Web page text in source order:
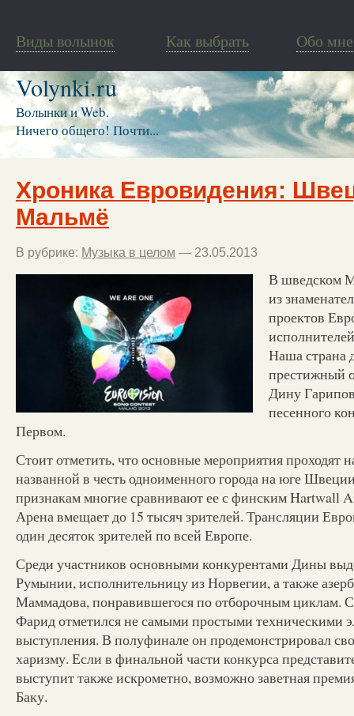
Виды волынок Как выбрать Обо мне
Volynki.ru
Волынки и Web.
Ничего общего! Почти...
Хроника Евровидения:
Мальмё
В рубрике: Музыка в целом — 23.05.2013
В шведском
из
проектов
Наша страна
престижный
Дину
песенного
Первом.
Стоит отметить, что основные мероприятия проходят
названной в честь одноименного города на юге
признакам многие сравнивают ее с финским Hartwall
Арена вмещает до 15 тысяч зрителей. Трансляции
один десяток зрителей по всей Европе.
Среди участников основными конкурентами Дины
Румынии, исполнительницу из Норвегии, а также
Маммадова, понравившегося по отборочным циклам.
Фарид отметился не самыми простыми техническими
выступления. В полуфинале он продемонстрировал
харизму. Если в финальной части конкурса
выступит также искрометно, возможно заветная
Баку.